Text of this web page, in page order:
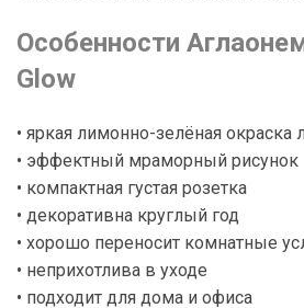
Особенности
Glow
• яркая лимонно-зелёная окраска
• эффектный мраморный рисунок
• компактная густая розетка
• декоративна круглый год
• хорошо переносит комнатные
• неприхотлива в уходе
• подходит для дома и офиса